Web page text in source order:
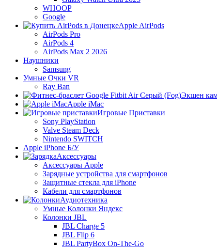
WHOOP
Google
Apple AirPods
AirPods Pro
AirPods 4
AirPods Max 2 2026
Наушники
Samsung
Умные Очки VR
Ray Ban
Экшен
Apple iMac
Игровые Приставки
Sony PlayStation
Valve Steam Deck
Nintendo SWITCH
Apple iPhone Б/У
Аксессуары
Аксессуары Apple
Зарядные устройства для смартфонов
Защитные стекла для iPhone
Кабели для смартфонов
Аудиотехника
Умные Колонки Яндекс
Колонки JBL
JBL Charge 5
JBL Flip 6
JBL PartyBox On-The-Go